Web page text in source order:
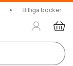
• Billiga böcker